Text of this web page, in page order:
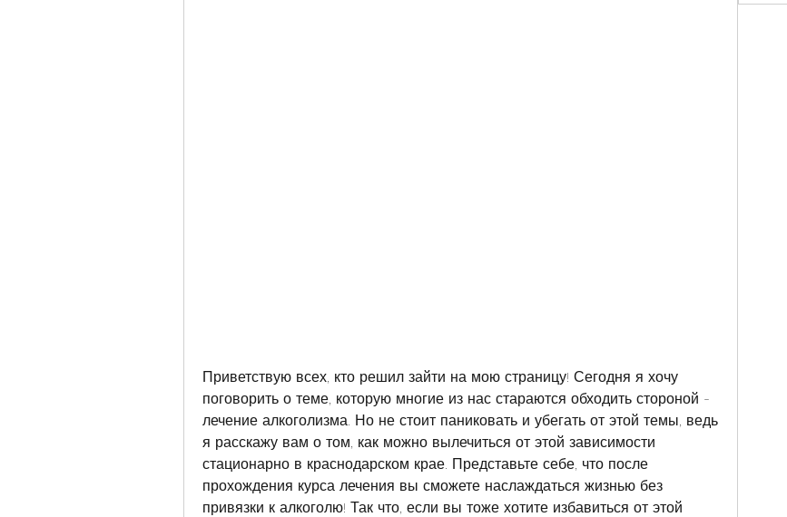
Приветствую всех, кто решил зайти на мою страницу! Сегодня я хочу
поговорить о теме, которую многие из нас стараются обходить стороной -
лечение алкоголизма. Но не стоит паниковать и убегать от этой темы, ведь
я расскажу вам о том, как можно вылечиться от этой зависимости
стационарно в краснодарском крае. Представьте себе, что после
прохождения курса лечения вы сможете наслаждаться жизнью без
привязки к алкоголю! Так что, если вы тоже хотите избавиться от этой